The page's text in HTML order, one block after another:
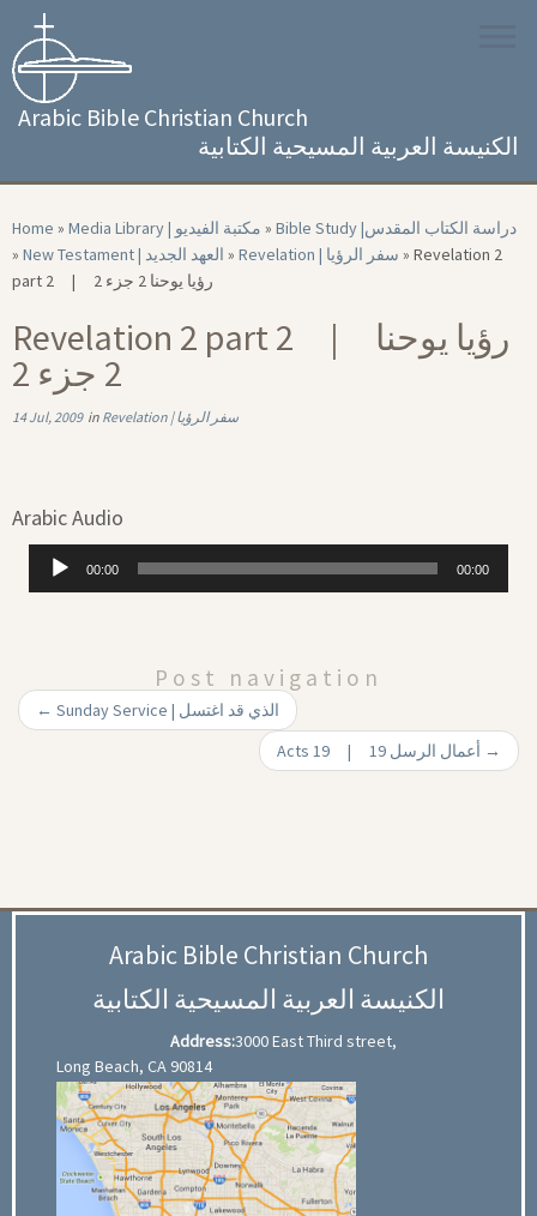
content
Arabic Bible Christian Church
الكنيسة العربية المسيحية الكتابية
Home » Media Library | مكتبة الفيديو »
Bible Study |‏ دراسة الكتاب المقدس
»
New Testament | العهد الجديد » Revelation | سفر الرؤيا » Revelation 2
part 2 | رؤيا يوحنا 2 جزء 2
Revelation 2 part 2 | رؤيا يوحنا
2 جزء 2
14 Jul, 2009in Revelation | سفر الرؤيا
Arabic Audio
Audio
Player
00:00 00:00
Post navigation
←
Sunday Service | الذي قد اغتسل
→
Arabic Bible Christian Church
الكنيسة العربية المسيحية الكتابية
Address:3000 East Third street,
Long Beach, CA 90814